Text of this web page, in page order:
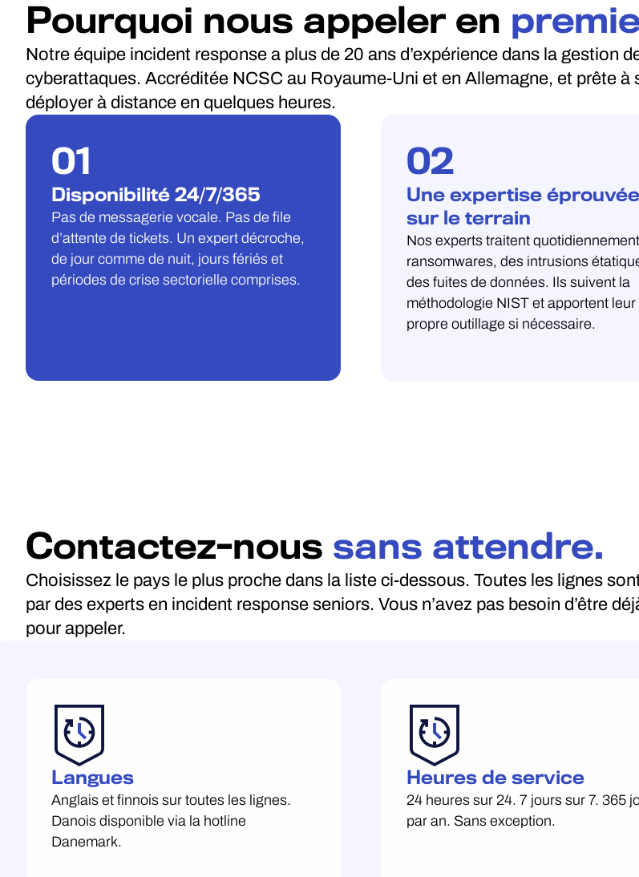
Pourquoi nous appeler en
Notre équipe incident response a plus de 20 ans d’expérience dans la gestion
cyberattaques. Accréditée NCSC au Royaume-Uni et en Allemagne, et prête à
déployer à distance en quelques heures.
01
Disponibilité 24/7/365
Pas de messagerie vocale. Pas de file
d’attente de tickets. Un expert décroche,
de jour comme de nuit, jours fériés et
périodes de crise sectorielle comprises.
02
Une expertise éprouvée
sur le terrain
Nos experts traitent
ransomwares, des intrusions
des fuites de données. Ils suivent la
méthodologie NIST et apportent leur
propre outillage si nécessaire.
Contactez-nous sans attendre.
Choisissez le pays le plus proche dans la liste ci-dessous. Toutes les lignes
par des experts en incident response seniors. Vous n’avez pas besoin d’être
pour appeler.
Langues
Anglais et finnois sur toutes les lignes.
Danois disponible via la hotline
Danemark.
Heures de service
24 heures sur 24. 7 jours sur 7. 365
par an. Sans exception.